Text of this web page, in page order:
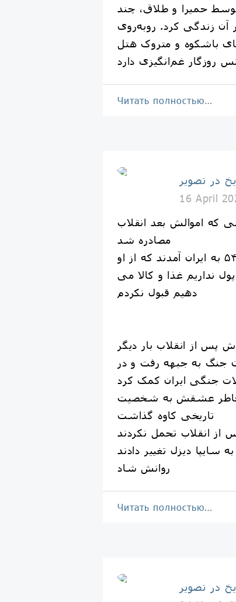
حمیرا و طلاق، چند
آن زندگی کرد. روبه‌روی
باشکوه و متروک هتل
Читать полностью…
در تصویر
16 April
که اموالش بعد انقلاب
مصادره شد
او میگوید چینی ها سال ۵۴ به ایران آمدند که از او
نداریم غذا و کالا می
دهیم قبول نکردم
از انقلاب بار دیگر
جنگ به جبهه رفت و در
جنگی ایران کمک کرد
بخاطر عشقش به شخصیت
تاریخی کاوه گذاشت
از انقلاب تحمل نکردند
سایپا دیزل تغییر دادند
روانش شاد
Читать полностью…
در تصویر